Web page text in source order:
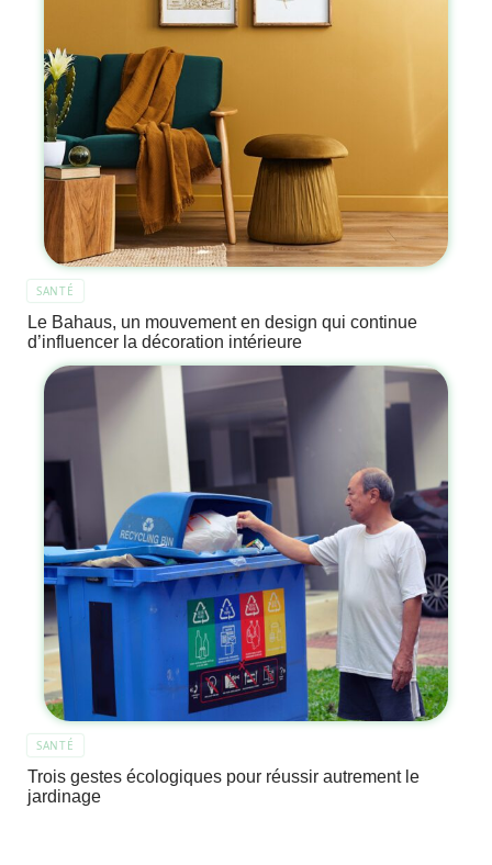
SANTÉ
Le Bahaus, un mouvement en design qui continue
d’influencer la décoration intérieure
SANTÉ
Trois gestes écologiques pour réussir autrement le
jardinage